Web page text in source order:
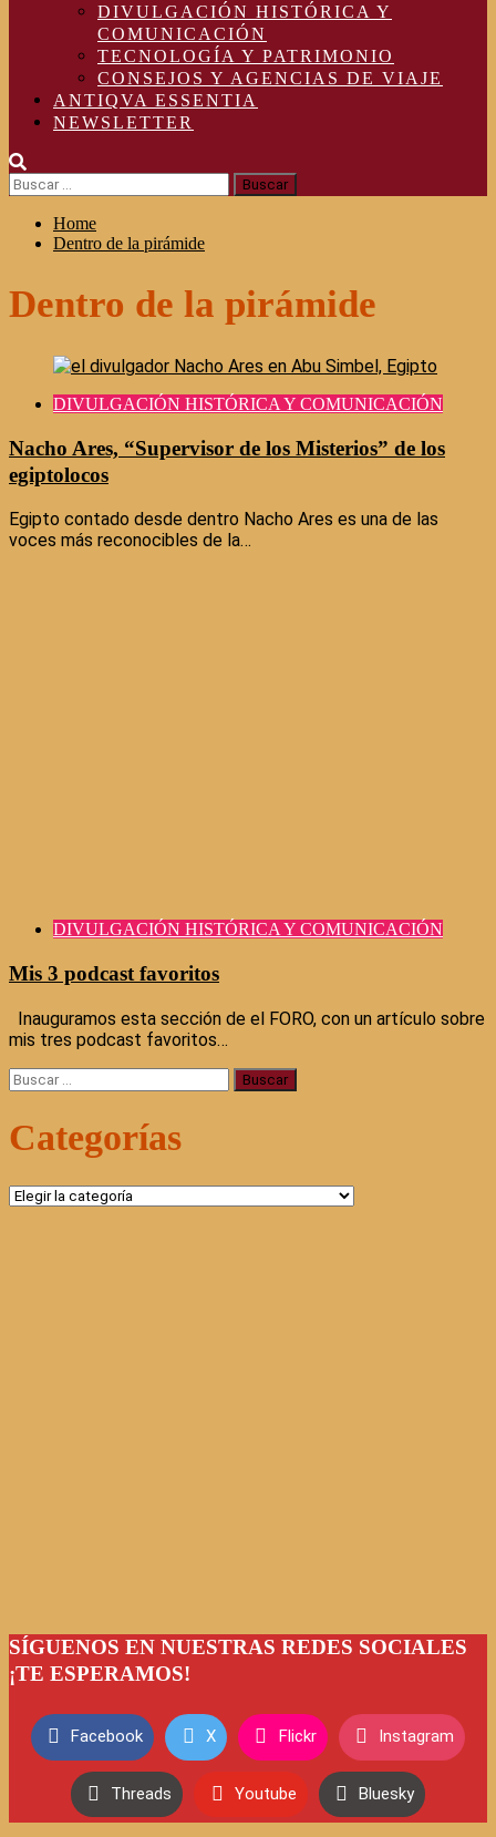
DIVULGACIÓN HISTÓRICA Y
COMUNICACIÓN
TECNOLOGÍA Y PATRIMONIO
CONSEJOS Y AGENCIAS DE VIAJE
ANTIQVA ESSENTIA
NEWSLETTER
Buscar:
Home
Dentro de la pirámide
Dentro de la pirámide
DIVULGACIÓN HISTÓRICA Y COMUNICACIÓN
Nacho Ares, “Supervisor de los Misterios” de los
egiptolocos
Egipto contado desde dentro Nacho Ares es una de las
voces más reconocibles de la…
DIVULGACIÓN HISTÓRICA Y COMUNICACIÓN
Mis 3 podcast favoritos
Inauguramos esta sección de el FORO, con un artículo sobre
mis tres podcast favoritos…
Buscar:
Categorías
Categorías
SÍGUENOS EN NUESTRAS REDES SOCIALES
¡TE ESPERAMOS!
Facebook X Flickr Instagram
Threads Youtube Bluesky